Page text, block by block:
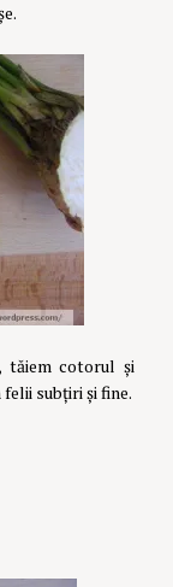
cotorul și
subțiri și fine.